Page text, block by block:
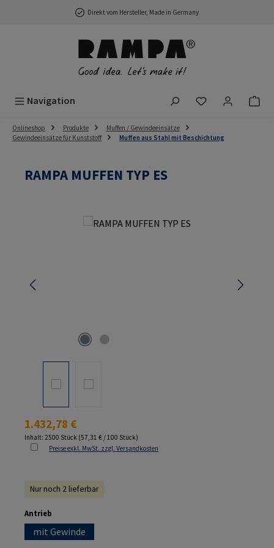
Zum Hauptinhalt springenDirekt vom Hersteller, Made in Germany
Navigation Du hast 0
Onlineshop Produkte
Muffen / Gewindeeinsätze
Gewindeeinsätze für Kunststoff
Muffen aus Stahl mit Beschichtung
RAMPA MUFFEN TYP ES
Bildergalerie überspringen
Regulärer Preis:
1.432,78 €
Inhalt: 2500 Stück (57,31 € / 100 Stück)
Preise exkl. MwSt. zzgl. Versandkosten
Nur noch 2 lieferbar
Antrieb
mit Gewinde